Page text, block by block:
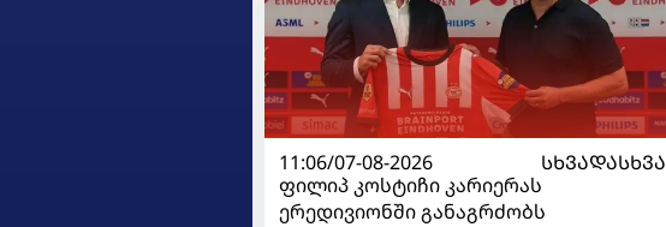
11:06/07-08-2026
ᲡᲮᲕᲐᲓᲐᲡᲮᲕᲐ
ფილიპ კოსტიჩი კარიერას
ერედივიონში განაგრძობს